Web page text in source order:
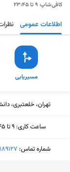
کافی‌شاپ ۹ تا ۲۳:۴۵
مسیریابی
اطلاعات عمومی
مسیریابی
تهران، خلعتبری،
ساعت کاری: ۹ تا ۲۳:۴۵
دوشنبه (امروز)
شماره تماس: